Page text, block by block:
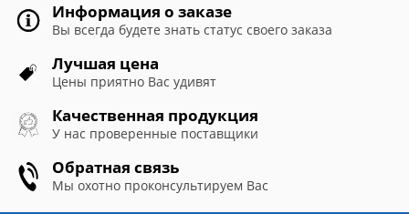
Информация о заказе
Вы всегда будете знать статус своего заказа
Лучшая цена
Цены приятно Вас удивят
Качественная продукция
У нас проверенные поставщики
Обратная связь
Мы охотно проконсультируем Вас